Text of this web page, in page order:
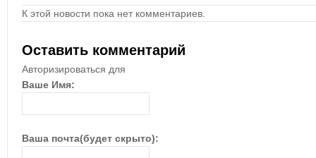
К этой новости пока нет комментариев.
Оставить комментарий
Авторизироваться для
Ваше Имя:
Ваша почта(будет скрыто):